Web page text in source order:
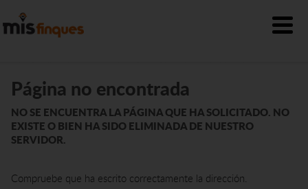
Página no encontrada
NO SE ENCUENTRA LA PÁGINA QUE HA SOLICITADO. NO
EXISTE O BIEN HA SIDO ELIMINADA DE NUESTRO
SERVIDOR.
Compruebe que ha escrito correctamente la dirección.